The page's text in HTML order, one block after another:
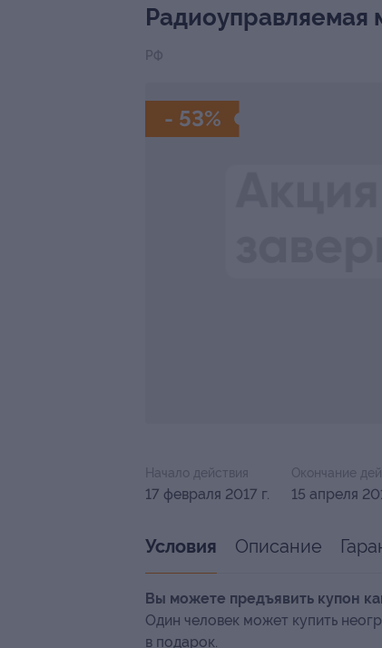
Радиоуправляемая
РФ
- 53%
Начало действия
17 февраля 2017 г.
Окончание
15 апреля
Условия Описание
Вы можете предъявить купон
Один человек может купить
в подарок.